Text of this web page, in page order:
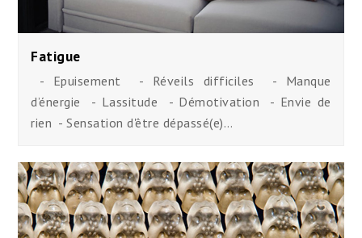
Fatigue
- Epuisement - Réveils difficiles - Manque
d’énergie - Lassitude - Démotivation - Envie de
rien - Sensation d'être dépassé(e)…